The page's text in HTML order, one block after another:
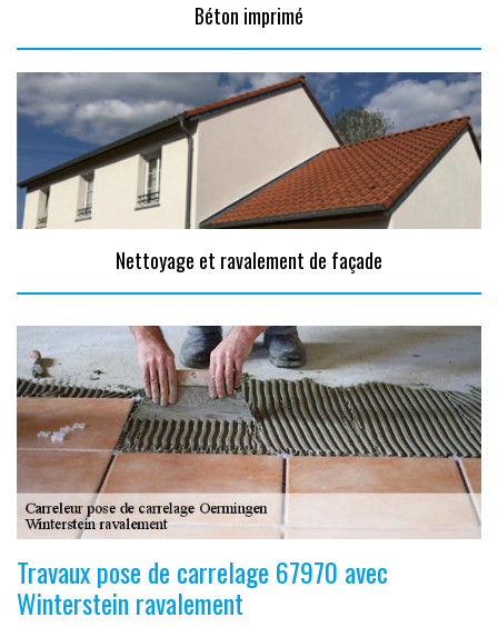
Béton imprimé
Nettoyage et ravalement de façade
Travaux pose de carrelage 67970 avec
Winterstein ravalement